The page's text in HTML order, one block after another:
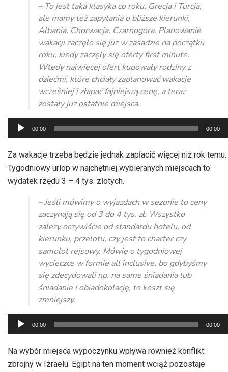
– To jest taka klasyka co roku, Grecja i Turcja,
ale mamy też zapytania o bliższe kierunki,
Albania, Chorwacja, Czarnogóra. Planowanie
wakacji zaczęło się już w zasadzie na początku
roku, kiedy zaczęły się oferty first minute.
Wtedy najwięcej ofert kupowały rodziny z
dziećmi, które chciały zaplanować wakacje
wcześniej i złapać fajniejszą cenę, a teraz
zostały już ostatnie miejsca.
Odtwarzacz
plików
dźwiękowych
00:00 00:00
Za wakacje trzeba będzie jednak zapłacić więcej niż rok temu.
Tygodniowy urlop w najchętniej wybieranych miejscach to
wydatek rzędu 3 – 4 tys. złotych.
– Jeśli mówimy o wyjazdach w sezonie to ceny
zaczynają się od 3 do 4 tys. zł. Wszystko
zależy oczywiście od standardu hotelu, od
kierunku, przelotu, czy jest to charter czy
samolot rejsowy. Mówię o tygodniowej
wycieczce w formie all inclusive, bo gdybyśmy
się zdecydowali np. na same śniadania lub
śniadanie i obiadokolację, to koszt się
zmniejszy.
Odtwarzacz
plików
dźwiękowych
00:00 00:00
Na wybór miejsca wypoczynku wpływa również konflikt
zbrojny w Izraelu. Egipt na ten moment wciąż pozostaje